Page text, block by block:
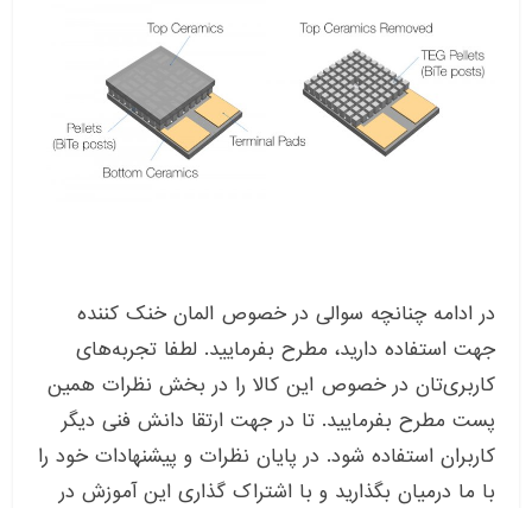
در ادامه چنانچه سوالی در خصوص المان خنک کننده
جهت استفاده دارید، مطرح بفرمایید. لطفا تجربه‌های
کاربری‌تان در خصوص این کالا را در بخش نظرات همین
پست مطرح بفرمایید. تا در جهت ارتقا دانش فنی دیگر
کاربران استفاده شود. در پایان نظرات و پیشنهادات خود را
با ما درمیان بگذارید و با اشتراک گذاری این آموزش در